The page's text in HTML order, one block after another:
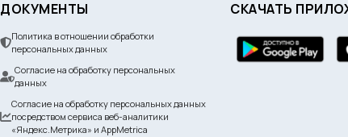
ДОКУМЕНТЫ
Политика в отношении обработки
персональных данных
Согласие на обработку персональных
данных
Согласие на обработку персональных данных
посредством сервиса веб-аналитики
«Яндекс.Метрика» и AppMetrica
СКАЧАТЬ